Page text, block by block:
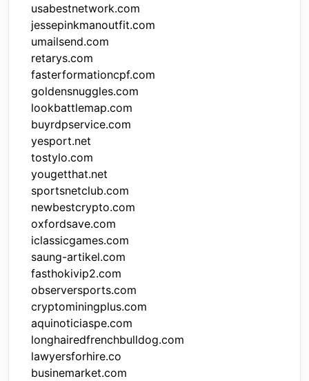
usabestnetwork.com
jessepinkmanoutfit.com
umailsend.com
retarys.com
fasterformationcpf.com
goldensnuggles.com
lookbattlemap.com
buyrdpservice.com
yesport.net
tostylo.com
yougetthat.net
sportsnetclub.com
newbestcrypto.com
oxfordsave.com
iclassicgames.com
saung-artikel.com
fasthokivip2.com
observersports.com
cryptominingplus.com
aquinoticiaspe.com
longhairedfrenchbulldog.com
lawyersforhire.co
businemarket.com